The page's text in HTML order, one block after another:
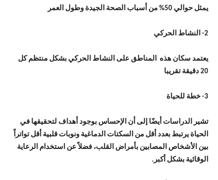
يمثل حوالي 50% من أسباب الصحة الجيدة وطول العمر
2- النشاط الحركي
يعتمد سكان هذه المناطق على النشاط الحركي بشكل منتظم كل
20 دقيقة تقريبا
3- خطة للحياة
تشير الدراسات أيضًا إلى أن الإحساس بوجود أهداف لتحقيقها في
الحياة يرتبط بعدد أقل من السكتات الدماغية ونوبات قلبية أقل تواتراً
بين الأشخاص المصابين بأمراض القلب، فضلاً عن استخدام الرعاية
الوقائية بشكل أكبر.